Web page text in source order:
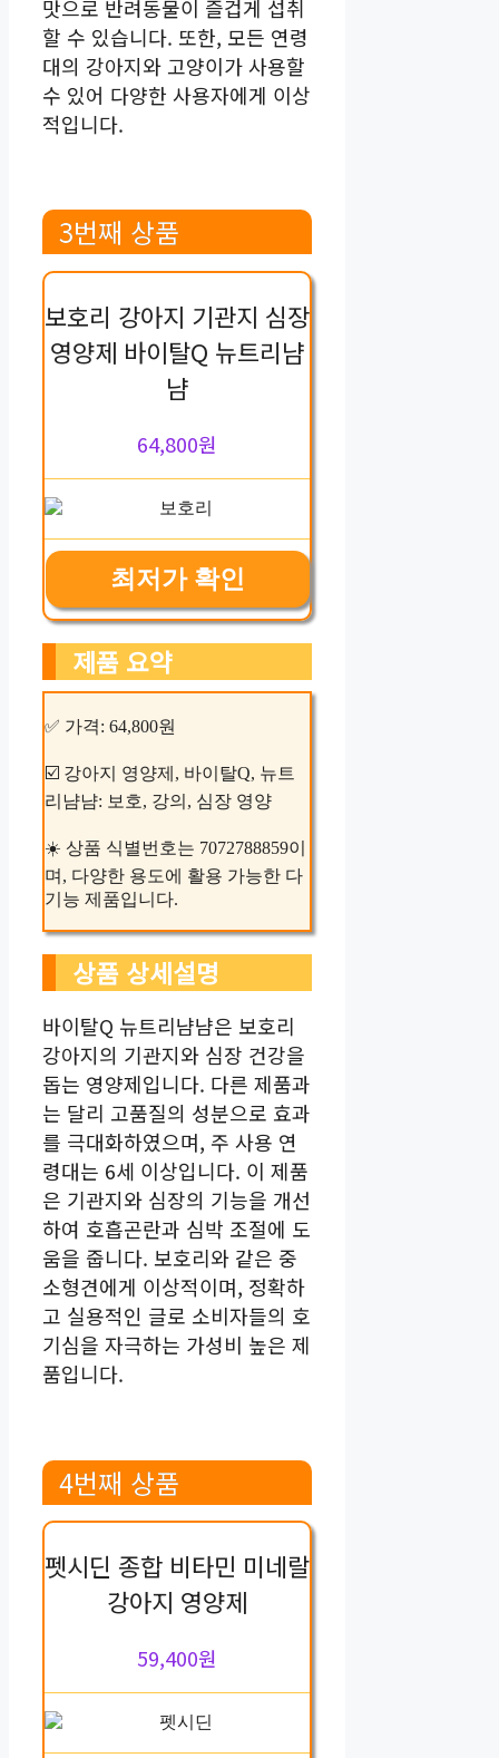
맛으로 반려동물이 즐겁게 섭취
할 수 있습니다. 또한, 모든 연령
대의 강아지와 고양이가 사용할
수 있어 다양한 사용자에게 이상
적입니다.
3번째 상품
보호리 강아지 기관지 심장
영양제 바이탈Q 뉴트리냠
냠
64,800원
최저가 확인
제품 요약
✅ 가격: 64,800원
☑️ 강아지 영양제, 바이탈Q, 뉴트
리냠냠: 보호, 강의, 심장 영양
☀️ 상품 식별번호는 7072788859이
며, 다양한 용도에 활용 가능한 다
기능 제품입니다.
상품 상세설명
바이탈Q 뉴트리냠냠은 보호리
강아지의 기관지와 심장 건강을
돕는 영양제입니다. 다른 제품과
는 달리 고품질의 성분으로 효과
를 극대화하였으며, 주 사용 연
령대는 6세 이상입니다. 이 제품
은 기관지와 심장의 기능을 개선
하여 호흡곤란과 심박 조절에 도
움을 줍니다. 보호리와 같은 중
소형견에게 이상적이며, 정확하
고 실용적인 글로 소비자들의 호
기심을 자극하는 가성비 높은 제
품입니다.
4번째 상품
펫시딘 종합 비타민 미네랄
강아지 영양제
59,400원